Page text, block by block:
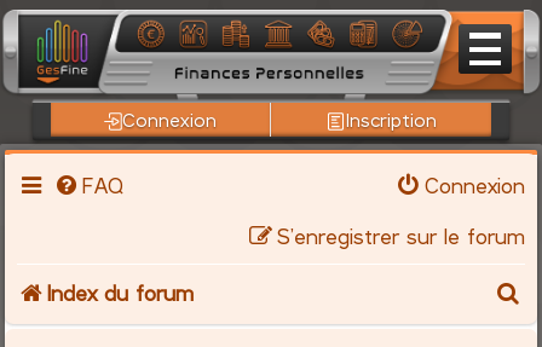
Connexion Inscription
FAQ
Connexion
S’enregistrer sur le forum
Index du forum